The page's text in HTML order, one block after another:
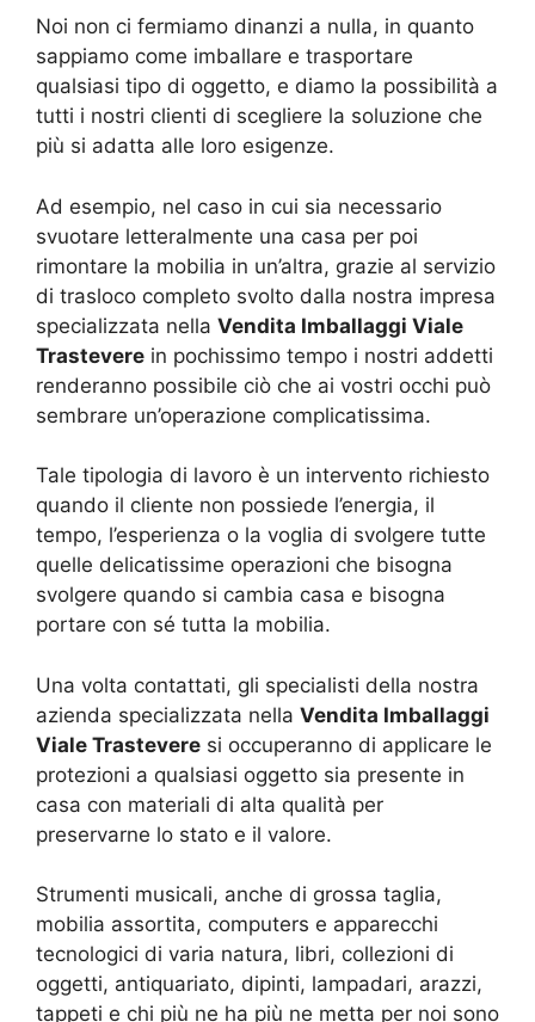
Noi non ci fermiamo dinanzi a nulla, in quanto
sappiamo come imballare e trasportare
qualsiasi tipo di oggetto, e diamo la possibilità a
tutti i nostri clienti di scegliere la soluzione che
più si adatta alle loro esigenze.
Ad esempio, nel caso in cui sia necessario
svuotare letteralmente una casa per poi
rimontare la mobilia in un’altra, grazie al servizio
di trasloco completo svolto dalla nostra impresa
specializzata nella Vendita Imballaggi Viale
Trastevere in pochissimo tempo i nostri addetti
renderanno possibile ciò che ai vostri occhi può
sembrare un’operazione complicatissima.
Tale tipologia di lavoro è un intervento richiesto
quando il cliente non possiede l’energia, il
tempo, l’esperienza o la voglia di svolgere tutte
quelle delicatissime operazioni che bisogna
svolgere quando si cambia casa e bisogna
portare con sé tutta la mobilia.
Una volta contattati, gli specialisti della nostra
azienda specializzata nella Vendita Imballaggi
Viale Trastevere si occuperanno di applicare le
protezioni a qualsiasi oggetto sia presente in
casa con materiali di alta qualità per
preservarne lo stato e il valore.
Strumenti musicali, anche di grossa taglia,
mobilia assortita, computers e apparecchi
tecnologici di varia natura, libri, collezioni di
oggetti, antiquariato, dipinti, lampadari, arazzi,
tappeti e chi più ne ha più ne metta per noi sono